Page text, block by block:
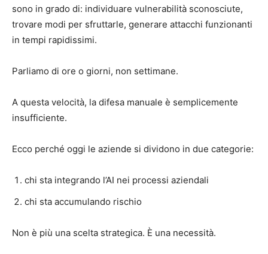
sono in grado di: individuare vulnerabilità sconosciute,
trovare modi per sfruttarle, generare attacchi funzionanti
in tempi rapidissimi.
Parliamo di ore o giorni, non settimane.
A questa velocità, la difesa manuale è semplicemente
insufficiente.
Ecco perché oggi le aziende si dividono in due categorie:
chi sta integrando l’AI nei processi aziendali
chi sta accumulando rischio
Non è più una scelta strategica. È una necessità.